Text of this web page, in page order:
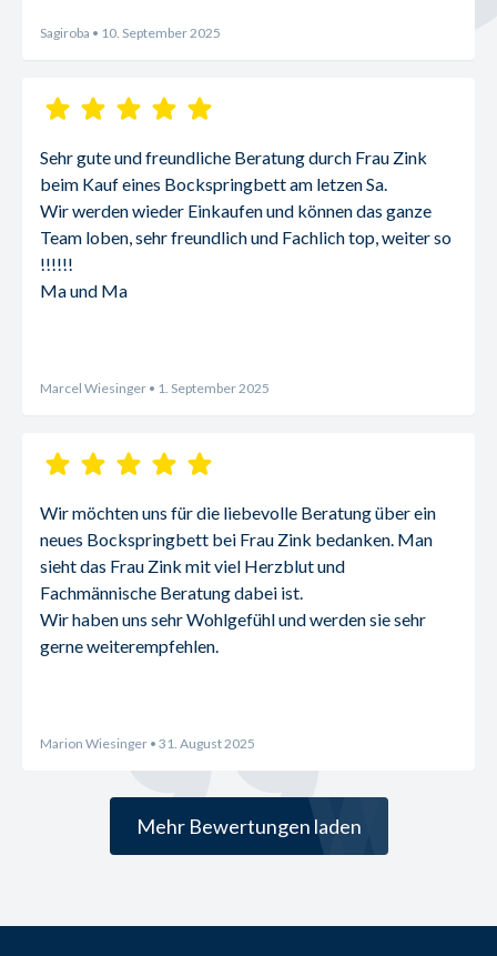
Sagiroba • 10. September 2025
Sehr gute und freundliche Beratung durch Frau Zink
beim Kauf eines Bockspringbett am letzen Sa.
Wir werden wieder Einkaufen und können das ganze
Team loben, sehr freundlich und Fachlich top, weiter so
!!!!!!
Ma und Ma
Marcel Wiesinger • 1. September 2025
Wir möchten uns für die liebevolle Beratung über ein
neues Bockspringbett bei Frau Zink bedanken. Man
sieht das Frau Zink mit viel Herzblut und
Fachmännische Beratung dabei ist.
Wir haben uns sehr Wohlgefühl und werden sie sehr
gerne weiterempfehlen.
Marion Wiesinger • 31. August 2025
Mehr Bewertungen laden